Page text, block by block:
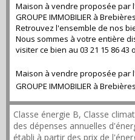
Maison à vendre proposée par
GROUPE IMMOBILIER à
Retrouvez l'ensemble de nos
Nous sommes à votre entière
visiter ce bien au 03 21 15 86 43
Maison à vendre proposée par
GROUPE IMMOBILIER à Brebières
Classe énergie B, Classe
des dépenses annuelles
établi à partir des prix de